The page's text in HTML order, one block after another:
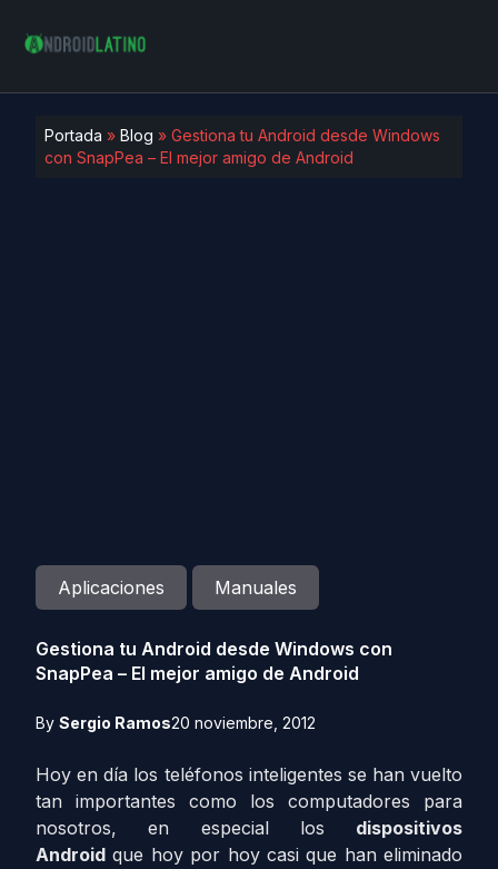
Portada » Blog » Gestiona tu Android desde Windows
con SnapPea – El mejor amigo de Android
Aplicaciones Manuales
Gestiona tu Android desde Windows con
SnapPea – El mejor amigo de Android
By Sergio Ramos20 noviembre, 2012
Hoy en día los teléfonos inteligentes se han vuelto
tan importantes como los computadores para
nosotros, en especial los dispositivos
Android que hoy por hoy casi que han eliminado